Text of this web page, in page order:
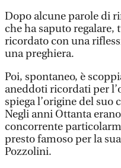
Dopo alcune parole di
che ha saputo
ricordato con una
una preghiera.
Poi, spontaneo, è
aneddoti ricordati per
spiega l’origine del suo
Negli anni Ottanta
concorrente
presto famoso per la
Pozzolini.